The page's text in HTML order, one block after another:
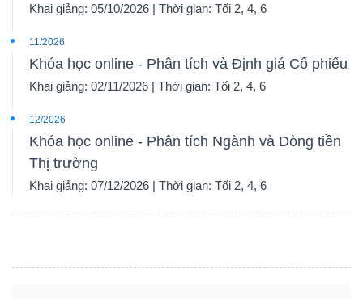
Khai giảng: 05/10/2026 | Thời gian: Tối 2, 4, 6
11/2026
Khóa học online - Phân tích và Định giá Cổ phiếu
Khai giảng: 02/11/2026 | Thời gian: Tối 2, 4, 6
12/2026
Khóa học online - Phân tích Ngành và Dòng tiền
Thị trường
Khai giảng: 07/12/2026 | Thời gian: Tối 2, 4, 6